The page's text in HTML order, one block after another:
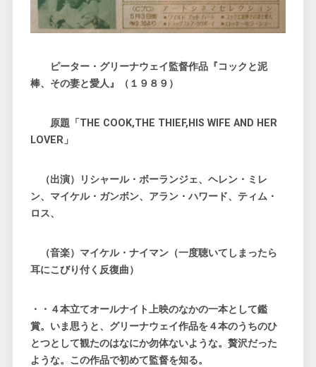
ピーター・グリーナウェイ監督作品『コックと泥
棒、その妻と愛人』（１９８９）
原題「THE COOK,THE THIEF,HIS WIFE AND HER
LOVER」
（出演）リシャール・ボーランジェ、ヘレン・ミレ
ン、マイケル・ガンボン、アラン・ハワード、ティム・
ロス、
（音楽）マイケル・ナイマン（一度聴いてしまったら
耳にこびり付く反復曲）
・・４本立てオールナイト上映のなかの一本として鑑
賞。いま思うと、グリーナウェイ作品を４本のうちのひ
とつとして観たのはなにか勿体ないような。贅沢だった
ような。 この作品で初めて監督を知る。